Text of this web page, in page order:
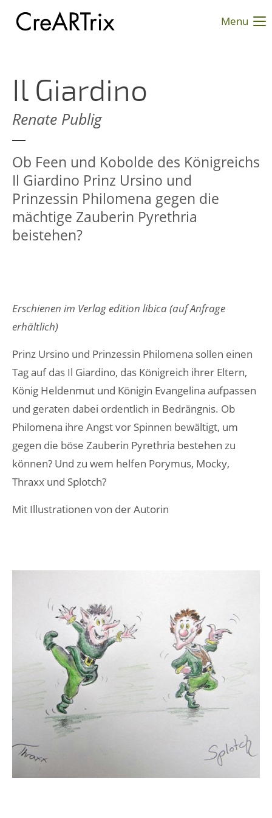
Login
Passwort
Anmelden
Register Lost your password?
Support
24h
We offer support for our customers
Mon - Fri 8:00am - 5:00pm(GMT +1)
Get in touch
Cybersteel Inc.
376-293 City Road, Suite 600
San Francisco, CA 94102
About us
Lorem ipsum dolor sit amet, consectetuer
adipiscing elit.
Aenean commodo ligula eget dolor. Aenean
massa. Cum sociis natoque penatibus et
magnis dis parturient montes, nascetur
ridiculus mus. Donec quam felis, ultricies nec.
Menu
Il Giardino
Renate Publig
Ob Feen und Kobolde des Königreichs
Il Giardino Prinz Ursino und
Prinzessin Philomena gegen die
mächtige Zauberin Pyrethria
beistehen?
Erschienen im Verlag edition libica (auf Anfrage
erhältlich)
Prinz Ursino und Prinzessin Philomena sollen einen
Tag auf das Il Giardino, das Königreich ihrer Eltern,
König Heldenmut und Königin Evangelina aufpassen
und geraten dabei ordentlich in Bedrängnis. Ob
Philomena ihre Angst vor Spinnen bewältigt, um
gegen die böse Zauberin Pyrethria bestehen zu
können? Und zu wem helfen Porymus, Mocky,
Thraxx und Splotch?
Mit Illustrationen von der Autorin